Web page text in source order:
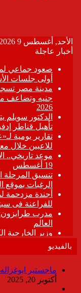
بالفيديو
ماجستير
أكتوبر 20, 2025